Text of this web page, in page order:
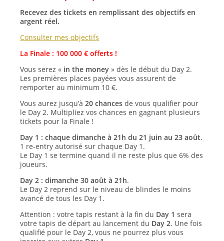
Recevez des tickets en remplissant des objectifs en
argent réel.
Consulter mes objectifs
La Finale : 100 000 € offerts !
Vous serez « in the money» dès le début du Day 2.
Les premières places payées vous assurent de
remporter au minimum 10 €.
Vous aurez jusqu’à20 chancesde vous qualifier pour
le Day 2. Multipliez vos chances en gagnant plusieurs
tickets pour la Finale !
Day 1 : chaque dimanche à 21h du 21 juin au 23 août.
1 re-entry autorisé sur chaque Day 1.
Le Day 1 se termine quand il ne reste plus que 6% des
joueurs.
Day 2 : dimanche 30 août à 21h.
Le Day 2 reprend sur le niveau de blindes le moins
avancé de tous les Day 1.
Attention : votre tapis restant à la fin du Day 1sera
votre tapis de départ au lancement du Day 2. Une fois
qualifié pour le Day 2, vous ne pourrez plus vous